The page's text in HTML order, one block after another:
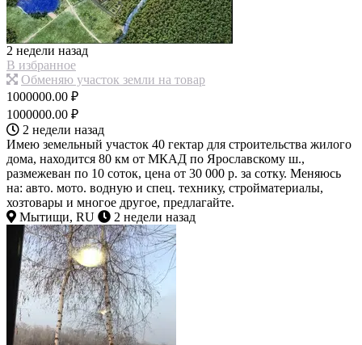
2 недели назад
В избранное
Обменяю участок земли на товар
1000000.00 ₽
1000000.00 ₽
2 недели назад
Имею земельный участок 40 гектар для строительства жилого
дома, находится 80 км от МКАД по Ярославскому ш.,
размежеван по 10 соток, цена от 30 000 р. за сотку. Меняюсь
на: авто. мото. водную и спец. технику, стройматериалы,
хозтовары и многое другое, предлагайте.
Мытищи, RU
2 недели назад